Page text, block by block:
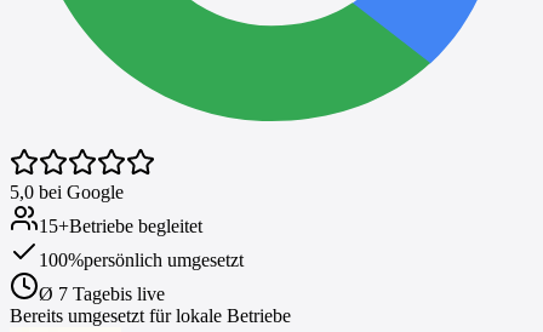
5,0 bei Google
15+Betriebe begleitet
100%persönlich umgesetzt
Ø 7 Tagebis live
Bereits umgesetzt für lokale Betriebe